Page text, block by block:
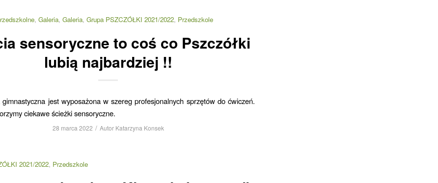
, Galeria, Galeria, Grupa PSZCZÓŁKI 2021/2022, Przedszkole
sensoryczne to coś co Pszczółki
lubią najbardziej !!
gimnastyczna jest wyposażona w szereg profesjonalnych sprzętów do ćwiczeń.
ciekawe ścieżki sensoryczne.
28 marca 2022 / Autor Katarzyna Konsek
2021/2022, Przedszkole